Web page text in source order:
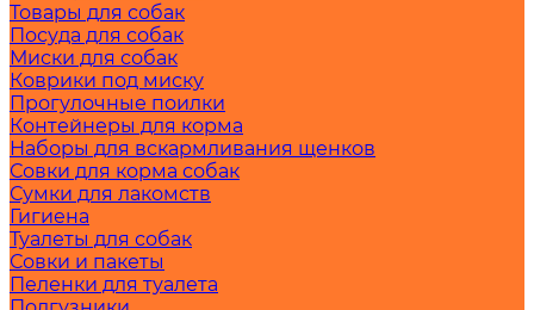
Товары для собак
Посуда для собак
Миски для собак
Коврики под миску
Прогулочные поилки
Контейнеры для корма
Наборы для вскармливания щенков
Совки для корма собак
Сумки для лакомств
Гигиена
Туалеты для собак
Совки и пакеты
Пеленки для туалета